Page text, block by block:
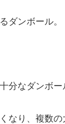
ダンボール。
分なダンボー
なり、複数